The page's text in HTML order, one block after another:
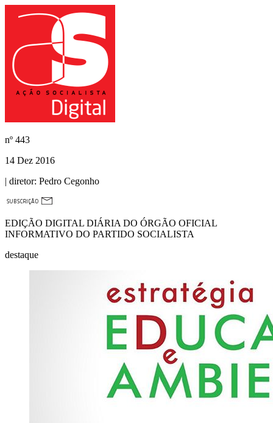
nº 443
14 Dez 2016
| diretor: Pedro Cegonho
EDIÇÃO DIGITAL DIÁRIA DO ÓRGÃO OFICIAL
INFORMATIVO DO PARTIDO SOCIALISTA
destaque